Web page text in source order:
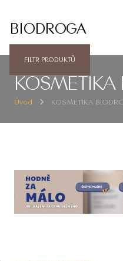
BIODROGA
FILTR PRODUKTŮ
Úvod KOSMETIKA